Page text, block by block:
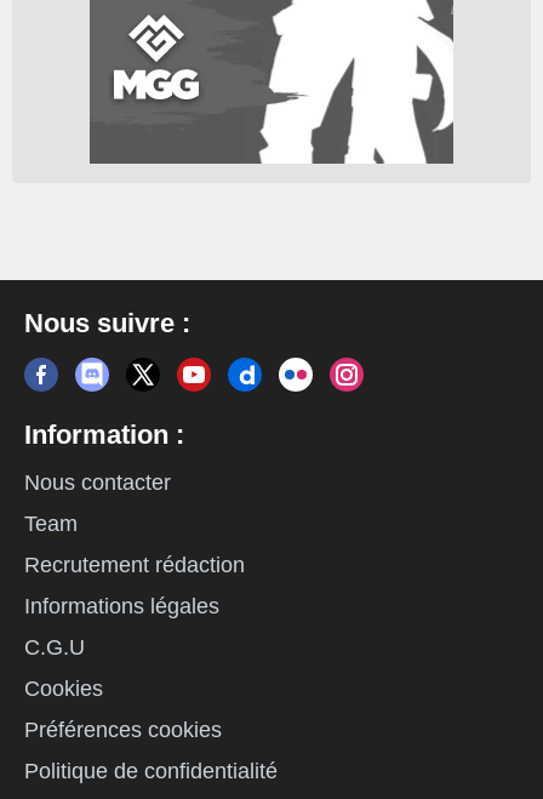
Nous suivre :
Information :
Nous contacter
Team
Recrutement rédaction
Informations légales
C.G.U
Cookies
Préférences cookies
Politique de confidentialité